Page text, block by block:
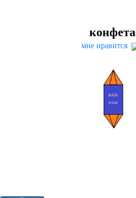
конфета
мне нравится